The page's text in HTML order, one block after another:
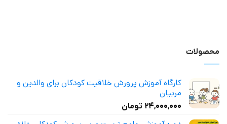
محصولات
کارگاه آموزش پرورش خلاقیت کودکان برای والدین و
مربیان
۲۴,۰۰۰,۰۰۰ تومان